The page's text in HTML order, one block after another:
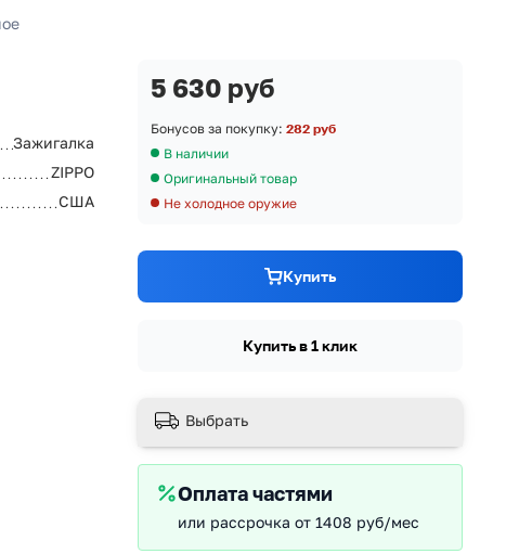
Зажигалка
ZIPPO
США
5 630 руб
Бонусов за покупку: 282 руб
В наличии
Оригинальный товар
Не холодное оружие
Купить
Купить в 1 клик
Выбрать
Оплата частями
или рассрочка от 1408 руб/мес